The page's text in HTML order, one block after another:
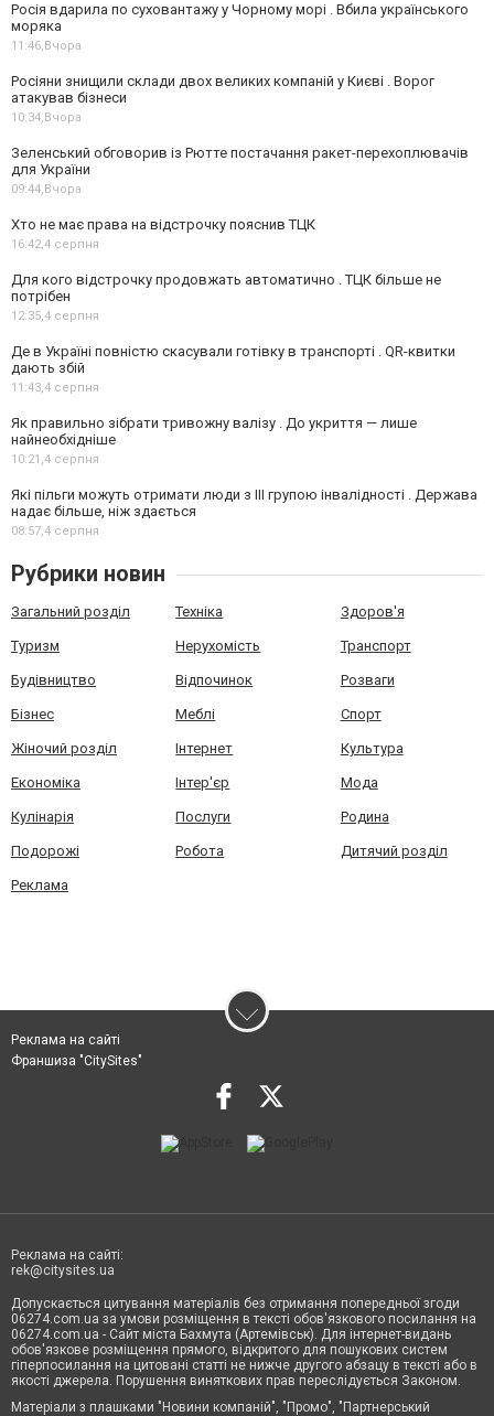
Росія вдарила по суховантажу у Чорному морі . Вбила українського
моряка
11:46,Вчора
Росіяни знищили склади двох великих компаній у Києві . Ворог
атакував бізнеси
10:34,Вчора
Зеленський обговорив із Рютте постачання ракет-перехоплювачів
для України
09:44,Вчора
Хто не має права на відстрочку пояснив ТЦК
16:42,4 серпня
Для кого відстрочку продовжать автоматично . ТЦК більше не
потрібен
12:35,4 серпня
Де в Україні повністю скасували готівку в транспорті . QR-квитки
дають збій
11:43,4 серпня
Як правильно зібрати тривожну валізу . До укриття — лише
найнеобхідніше
10:21,4 серпня
Які пільги можуть отримати люди з III групою інвалідності . Держава
надає більше, ніж здається
08:57,4 серпня
Рубрики новин
Загальний розділ Техніка Здоров'я
Туризм Нерухомість Транспорт
Будівництво Відпочинок Розваги
Бізнес Меблі Спорт
Жіночий розділ Інтернет Культура
Економіка Інтер'єр Мода
Кулінарія Послуги Родина
Подорожі Робота Дитячий розділ
Реклама
Реклама на сайті
Франшиза "CitySites"
Реклама на сайті:
rek@citysites.ua
Допускається цитування матеріалів без отримання попередньої згоди
06274.com.ua за умови розміщення в тексті обов'язкового посилання на
06274.com.ua - Сайт міста Бахмута (Артемівськ). Для інтернет-видань
обов'язкове розміщення прямого, відкритого для пошукових систем
гіперпосилання на цитовані статті не нижче другого абзацу в тексті або в
якості джерела. Порушення виняткових прав переслідується Законом.
Матеріали з плашками "Новини компаній", "Промо", "Партнерський